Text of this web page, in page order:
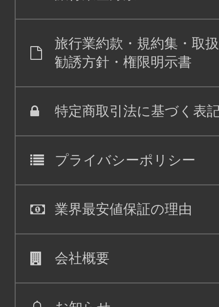
旅行業約款・規約集・取
勧誘方針・権限明示書
特定商取引法に基づく表
プライバシーポリシー
業界最安値保証の理由
会社概要